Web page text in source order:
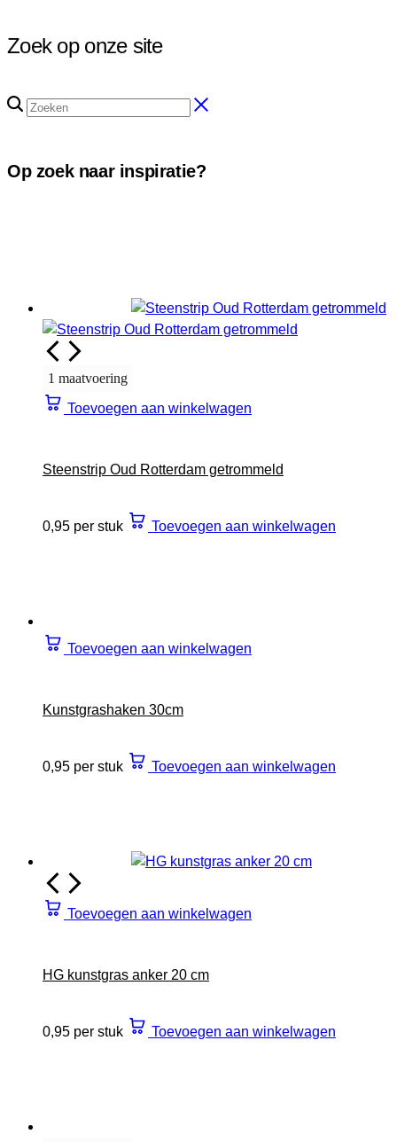
Zoek op onze site
Op zoek naar inspiratie?
1 maatvoering
Toevoegen aan winkelwagen
Steenstrip Oud Rotterdam getrommeld
0,95 per stuk Toevoegen aan winkelwagen
Toevoegen aan winkelwagen
Kunstgrashaken 30cm
0,95 per stuk Toevoegen aan winkelwagen
Toevoegen aan winkelwagen
HG kunstgras anker 20 cm
0,95 per stuk Toevoegen aan winkelwagen